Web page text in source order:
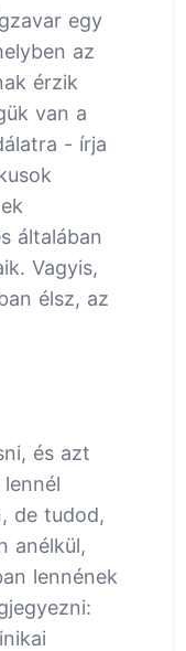
egy
az
érzik
van a
- írja
általában
Vagyis,
élsz, az
és azt
de tudod,
anélkül,
lennének